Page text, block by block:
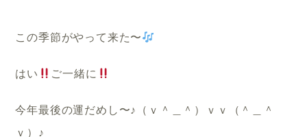
この季節がやって来た〜
はい ご一緒に
今年最後の運だめし〜♪（ｖ＾＿＾）ｖｖ（＾＿＾
ｖ）♪